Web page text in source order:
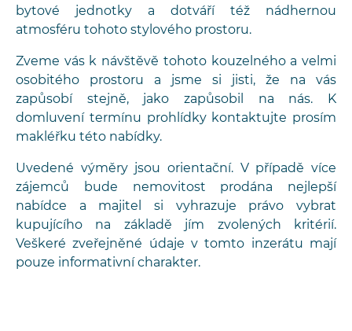
bytové jednotky a dotváří též nádhernou
atmosféru tohoto stylového prostoru.
Zveme vás k návštěvě tohoto kouzelného a velmi
osobitého prostoru a jsme si jisti, že na vás
zapůsobí stejně, jako zapůsobil na nás. K
domluvení termínu prohlídky kontaktujte prosím
makléřku této nabídky.
Uvedené výměry jsou orientační. V případě více
zájemců bude nemovitost prodána nejlepší
nabídce a majitel si vyhrazuje právo vybrat
kupujícího na základě jím zvolených kritérií.
Veškeré zveřejněné údaje v tomto inzerátu mají
pouze informativní charakter.